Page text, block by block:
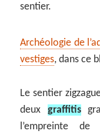
sentier.
Archéologie de
vestiges, dans ce
Le sentier
deux graffitis
l’empreinte